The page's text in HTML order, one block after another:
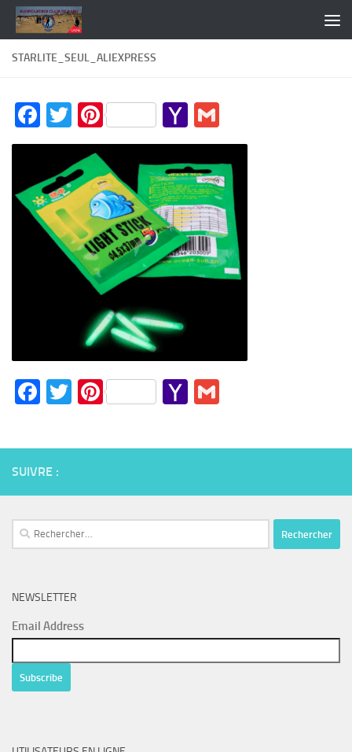
Skip to content
STARLITE_SEUL_ALIEXPRESS
Facebook
TwitterPinterestYahoo
Mail
Facebook
TwitterPinterestYahoo
SUIVRE :
Rechercher :
NEWSLETTER
Email Address